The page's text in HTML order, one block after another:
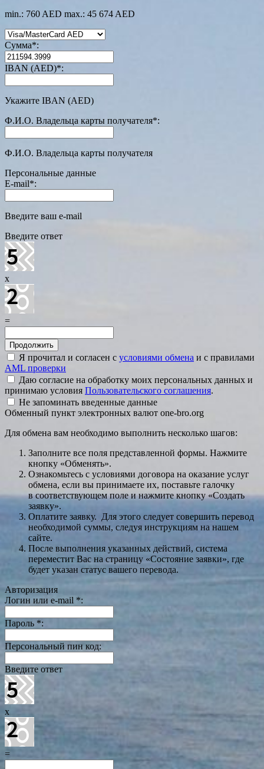
min.: 760 AED max.: 45 674 AED
Сумма*:
IBAN (AED)*:
Укажите IBAN (AED)
Ф.И.О. Владельца карты получателя*:
Ф.И.О. Владельца карты получателя
Персональные данные
E-mail*:
Введите ваш e-mail
Введите ответ
x
=
Я прочитал и согласен с условиями обмена и с правилами
AML проверки
Даю согласие на обработку моих персональных данных и
принимаю условия Пользовательского соглашения.
Не запоминать введенные данные
Обменный пункт электронных валют one-bro.org
Для обмена вам необходимо выполнить несколько шагов:
Заполните все поля представленной формы. Нажмите
кнопку «Обменять».
Ознакомьтесь с условиями договора на оказание услуг
обмена, если вы принимаете их, поставьте галочку
в соответствующем поле и нажмите кнопку «Создать
заявку».
Оплатите заявку. Для этого следует совершить перевод
необходимой суммы, следуя инструкциям на нашем
сайте.
После выполнения указанных действий, система
переместит Вас на страницу «Состояние заявки», где
будет указан статус вашего перевода.
Авторизация
Логин или e-mail *:
Пароль *:
Персональный пин код:
Введите ответ
x
=